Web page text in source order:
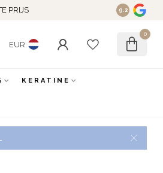
PRIJS 9.2
EUR
0
KERATINE